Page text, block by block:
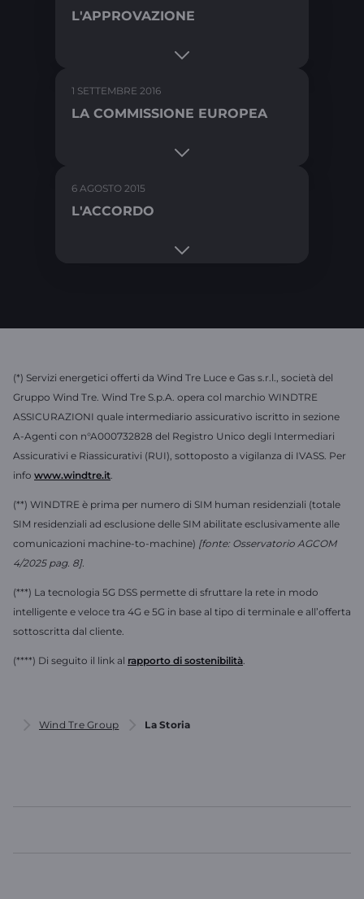
L'APPROVAZIONE
1 SETTEMBRE 2016
LA COMMISSIONE EUROPEA
6 AGOSTO 2015
L'ACCORDO
(*) Servizi energetici offerti da Wind Tre Luce e Gas s.r.l., società del
Gruppo Wind Tre. Wind Tre S.p.A. opera col marchio WINDTRE
ASSICURAZIONI quale intermediario assicurativo iscritto in sezione
A-Agenti con n°A000732828 del Registro Unico degli Intermediari
Assicurativi e Riassicurativi (RUI), sottoposto a vigilanza di IVASS. Per
info www.windtre.it.
(**) WINDTRE è prima per numero di SIM human residenziali (totale
SIM residenziali ad esclusione delle SIM abilitate esclusivamente alle
comunicazioni machine-to-machine) [fonte: Osservatorio AGCOM
4/2025 pag. 8].
(***) La tecnologia 5G DSS permette di sfruttare la rete in modo
intelligente e veloce tra 4G e 5G in base al tipo di terminale e all’offerta
sottoscritta dal cliente.
(****) Di seguito il link al rapporto di sostenibilità.
Wind Tre Group La Storia